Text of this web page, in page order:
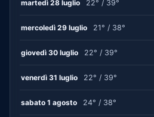
martedì 28 luglio 22° / 39°
mercoledì 29 luglio 21° / 38°
giovedì 30 luglio 22° / 39°
venerdì 31 luglio 22° / 39°
sabato 1 agosto 24° / 38°